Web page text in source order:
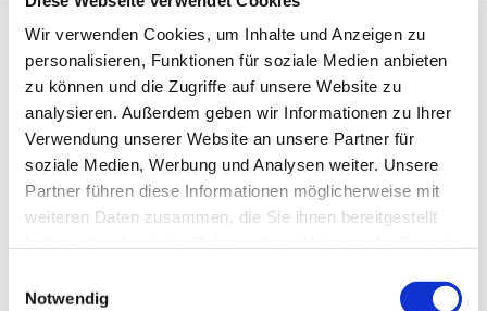
Wir verwenden Cookies, um Inhalte und Anzeigen zu
personalisieren, Funktionen für soziale Medien anbieten
zu können und die Zugriffe auf unsere Website zu
analysieren. Außerdem geben wir Informationen zu Ihrer
Verwendung unserer Website an unsere Partner für
soziale Medien, Werbung und Analysen weiter. Unsere
Partner führen diese Informationen möglicherweise mit
weiteren Daten zusammen, die Sie ihnen bereitgestellt
Notwendig